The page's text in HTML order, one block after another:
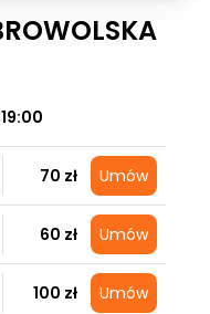
70 zł Umów
60 zł Umów
100 zł Umów